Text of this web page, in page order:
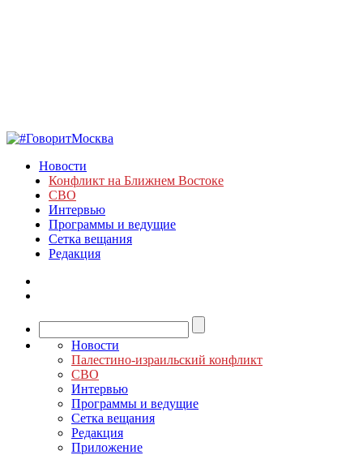
Новости
Конфликт на Ближнем Востоке
СВО
Интервью
Программы и ведущие
Сетка вещания
Редакция
Новости
Палестино-израильский конфликт
СВО
Интервью
Программы и ведущие
Сетка вещания
Редакция
Приложение